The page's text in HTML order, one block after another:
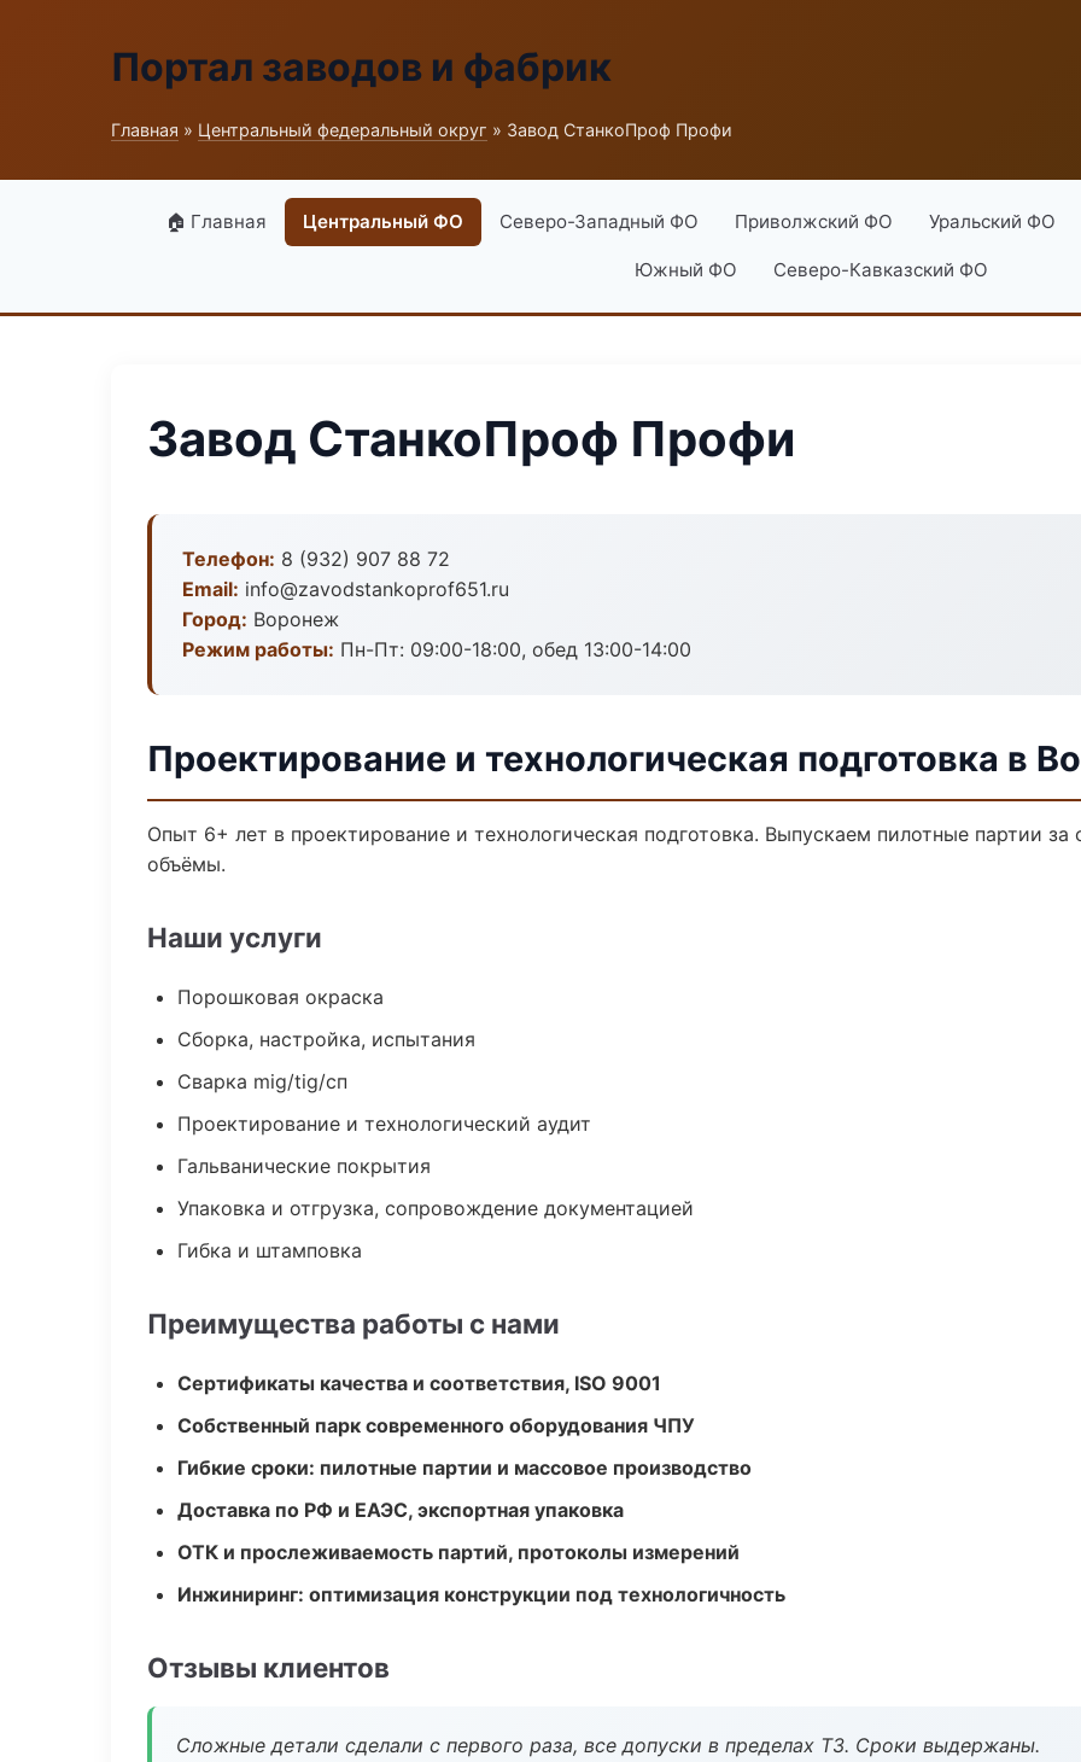
Портал заводов и фабрик
Главная » Центральный федеральный округ » Завод СтанкоПроф Профи
🏠 Главная Центральный ФО Северо-Западный ФО Приволжский ФО Уральский ФО
Южный ФО Северо-Кавказский ФО
Завод СтанкоПроф Профи
Телефон: 8 (932) 907 88 72
Email: info@zavodstankoprof651.ru
Город: Воронеж
Режим работы: Пн-Пт: 09:00-18:00, обед 13:00-14:00
Проектирование и технологическая подготовка в
Опыт 6+ лет в проектирование и технологическая подготовка. Выпускаем пилотные партии
объёмы.
Наши услуги
Порошковая окраска
Сборка, настройка, испытания
Сварка mig/tig/сп
Проектирование и технологический аудит
Гальванические покрытия
Упаковка и отгрузка, сопровождение документацией
Гибка и штамповка
Преимущества работы с нами
Сертификаты качества и соответствия, ISO 9001
Собственный парк современного оборудования ЧПУ
Гибкие сроки: пилотные партии и массовое производство
Доставка по РФ и ЕАЭС, экспортная упаковка
ОТК и прослеживаемость партий, протоколы измерений
Инжиниринг: оптимизация конструкции под технологичность
Отзывы клиентов
Сложные детали сделали с первого раза, все допуски в пределах ТЗ. Сроки выдержаны.